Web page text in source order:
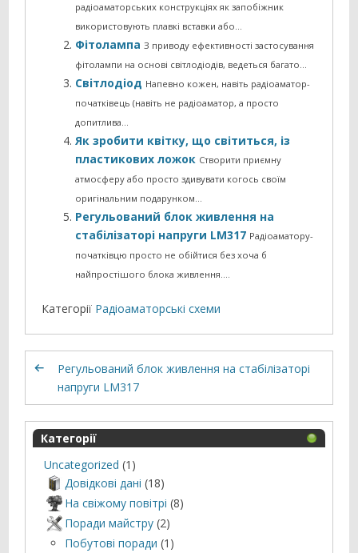
радіоаматорських конструкціях як запобіжник
використовують плавкі вставки або…
ФітолампаЗ приводу ефективності застосування
фітолампи на основі світлодіодів, ведеться багато…
Світлодіод Напевно кожен, навіть радіоаматор-
початківець (навіть не радіоаматор, а просто
допитлива…
Як зробити квітку, що світиться, із
пластикових ложок Створити приємну
атмосферу або просто здивувати когось своїм
оригінальним подарунком…
Регульований блок живлення на
стабілізаторі напруги LM317 Радіоаматору-
початківцю просто не обійтися без хоча б
найпростішого блока живлення....
Категорії Радіоаматорські схеми
Регульований блок живлення на стабілізаторі
напруги LM317
Категорії
Uncategorized (1)
Довідкові дані (18)
На свіжому повітрі (8)
Поради майстру (2)
Побутові поради (1)